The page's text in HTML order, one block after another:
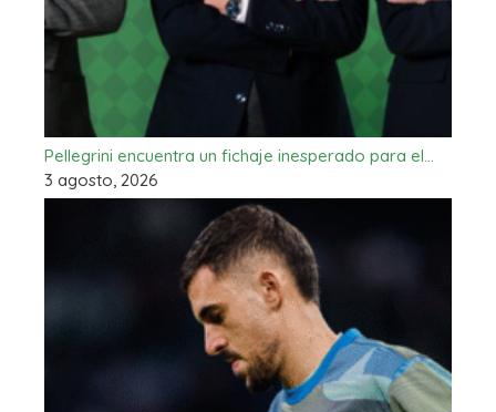
Pellegrini encuentra un fichaje inesperado para el…
3 agosto, 2026